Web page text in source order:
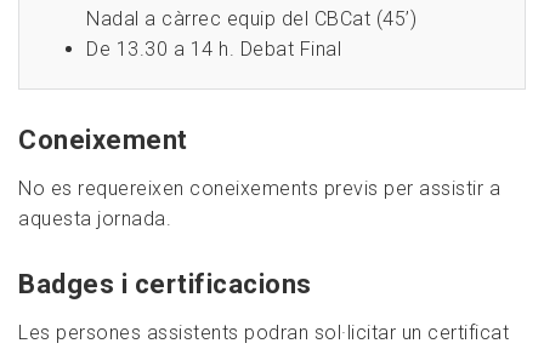
Nadal a càrrec equip del CBCat (45’)
De 13.30 a 14 h. Debat Final
Coneixement
No es requereixen coneixements previs per assistir a
aquesta jornada.
Badges i certificacions
Les persones assistents podran sol·licitar un certificat